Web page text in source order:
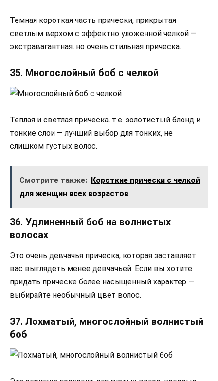
Темная короткая часть прически, прикрытая
светлым верхом с эффектно уложенной челкой —
экстравагантная, но очень стильная прическа.
35. Многослойный боб с челкой
Теплая и светлая прическа, т.е. золотистый блонд и
тонкие слои — лучший выбор для тонких, не
слишком густых волос.
Смотрите также: Короткие прически с челкой
для женщин всех возрастов
36. Удлиненный боб на волнистых
волосах
Это очень девчачья прическа, которая заставляет
вас выглядеть менее девчачьей. Если вы хотите
придать прическе более насыщенный характер —
выбирайте необычный цвет волос.
37. Лохматый, многослойный волнистый
боб